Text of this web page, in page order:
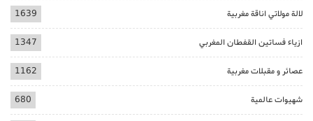
لالة مولاتي اناقة مغربية 1639
ازياء فساتين القفطان المغربي 1347
عصائر و مقبلات مغربية 1162
شهيوات عالمية 680